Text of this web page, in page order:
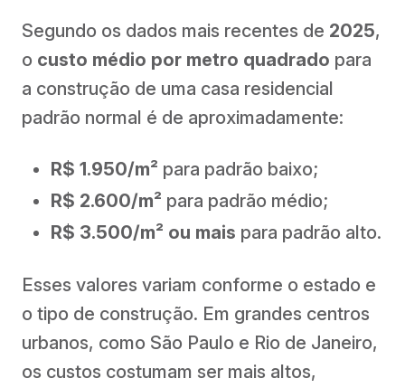
Segundo os dados mais recentes de 2025,
o custo médio por metro quadrado para
a construção de uma casa residencial
padrão normal é de aproximadamente:
R$ 1.950/m² para padrão baixo;
R$ 2.600/m² para padrão médio;
R$ 3.500/m² ou mais para padrão alto.
Esses valores variam conforme o estado e
o tipo de construção. Em grandes centros
urbanos, como São Paulo e Rio de Janeiro,
os custos costumam ser mais altos,